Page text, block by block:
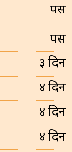
पर्सि
पर्सि
३ दिन
४ दिन
४ दिन
४ दिन